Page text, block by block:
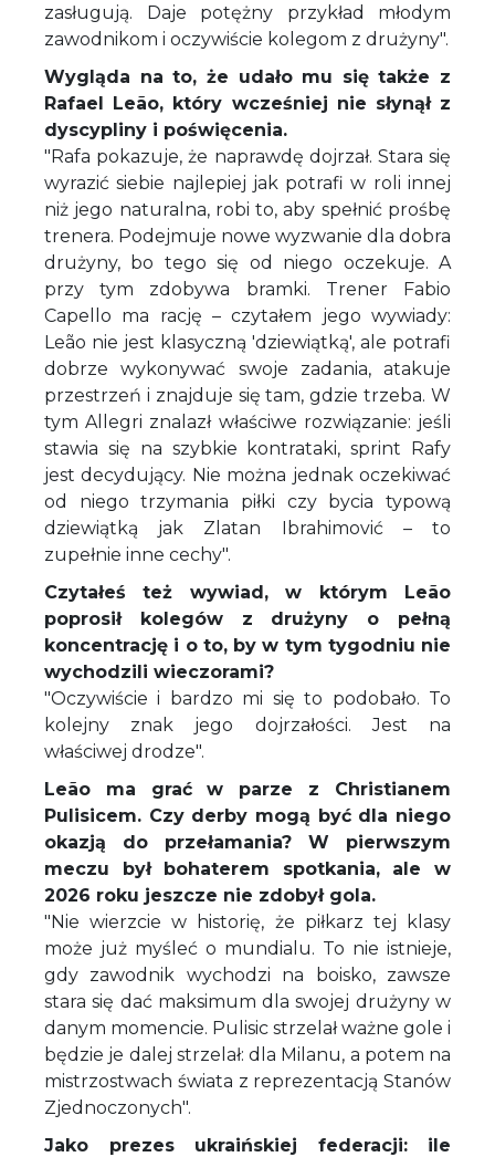
zasługują. Daje potężny przykład młodym
zawodnikom i oczywiście kolegom z drużyny".
Wygląda na to, że udało mu się także z
Rafael Leão, który wcześniej nie słynął z
dyscypliny i poświęcenia.
"Rafa pokazuje, że naprawdę dojrzał. Stara się
wyrazić siebie najlepiej jak potrafi w roli innej
niż jego naturalna, robi to, aby spełnić prośbę
trenera. Podejmuje nowe wyzwanie dla dobra
drużyny, bo tego się od niego oczekuje. A
przy tym zdobywa bramki. Trener Fabio
Capello ma rację – czytałem jego wywiady:
Leão nie jest klasyczną 'dziewiątką', ale potrafi
dobrze wykonywać swoje zadania, atakuje
przestrzeń i znajduje się tam, gdzie trzeba. W
tym Allegri znalazł właściwe rozwiązanie: jeśli
stawia się na szybkie kontrataki, sprint Rafy
jest decydujący. Nie można jednak oczekiwać
od niego trzymania piłki czy bycia typową
dziewiątką jak Zlatan Ibrahimović – to
zupełnie inne cechy".
Czytałeś też wywiad, w którym Leão
poprosił kolegów z drużyny o pełną
koncentrację i o to, by w tym tygodniu nie
wychodzili wieczorami?
"Oczywiście i bardzo mi się to podobało. To
kolejny znak jego dojrzałości. Jest na
właściwej drodze".
Leão ma grać w parze z Christianem
Pulisicem. Czy derby mogą być dla niego
okazją do przełamania? W pierwszym
meczu był bohaterem spotkania, ale w
2026 roku jeszcze nie zdobył gola.
"Nie wierzcie w historię, że piłkarz tej klasy
może już myśleć o mundialu. To nie istnieje,
gdy zawodnik wychodzi na boisko, zawsze
stara się dać maksimum dla swojej drużyny w
danym momencie. Pulisic strzelał ważne gole i
będzie je dalej strzelał: dla Milanu, a potem na
mistrzostwach świata z reprezentacją Stanów
Zjednoczonych".
Jako prezes ukraińskiej federacji: ile